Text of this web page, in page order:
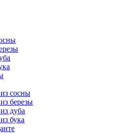
сосны
березы
дуба
бука